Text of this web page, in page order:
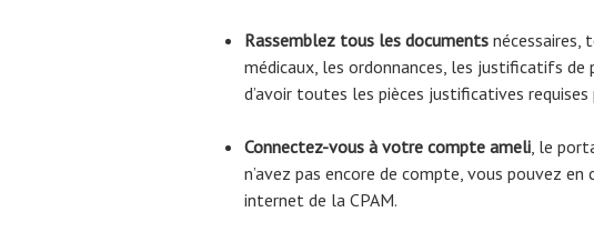
Rassemblez tous les documents nécessaires,
médicaux, les ordonnances, les justificatifs de
d’avoir toutes les pièces justificatives
Connectez-vous à votre compte ameli, le
n’avez pas encore de compte, vous pouvez
internet de la CPAM.